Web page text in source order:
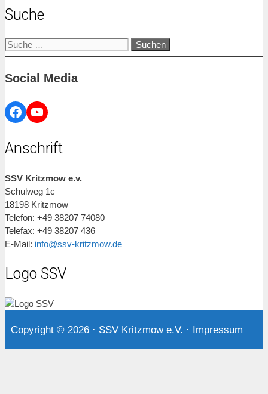
Suche
Suche
nach:
Social Media
Facebook
YouTube
Anschrift
SSV Kritzmow e.v.
Schulweg 1c
18198 Kritzmow
Telefon: +49 38207 74080
Telefax: +49 38207 436
E-Mail: info@ssv-kritzmow.de
Logo SSV
Copyright © 2026 · SSV Kritzmow e.V. · Impressum